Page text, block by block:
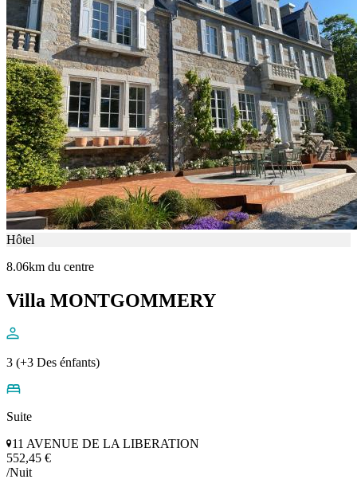
Hôtel
8.06km du centre
Villa MONTGOMMERY
3 (+3 Des énfants)
Suite
11 AVENUE DE LA LIBERATION
552,45 €
/Nuit